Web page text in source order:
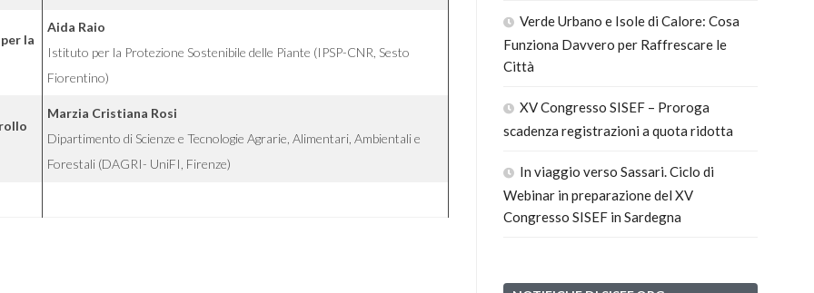
la
Aida Raio
Istituto per la Protezione Sostenibile delle Piante (IPSP-CNR, Sesto
Fiorentino)
Marzia Cristiana Rosi
Dipartimento di Scienze e Tecnologie Agrarie, Alimentari, Ambientali e
Forestali (DAGRI- UniFI, Firenze)
Verde Urbano e Isole di Calore: Cosa
Funziona Davvero per Raffrescare le
Città
XV Congresso SISEF – Proroga
scadenza registrazioni a quota ridotta
In viaggio verso Sassari. Ciclo di
Webinar in preparazione del XV
Congresso SISEF in Sardegna